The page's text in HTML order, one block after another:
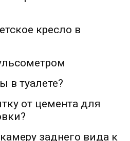
кресло в
в туалете?
от цемента для
заднего вида к